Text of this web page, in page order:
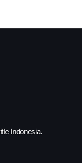
Indonesia.